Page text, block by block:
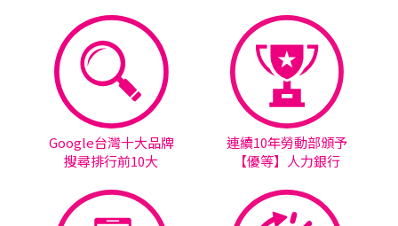
Google台灣十大品牌
搜尋排行前10大
連續10年勞動部頒予
【優等】人力銀行